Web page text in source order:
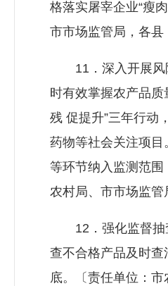
格落实屠宰企业“瘦
市市场监管局，各县
11．深入开展风险
时有效掌握农产品
残 促提升”三年行动
药物等社会关注项
等环节纳入监测范
农村局、市市场监
12．强化监督抽查
查不合格产品及时
底。〔责任单位：